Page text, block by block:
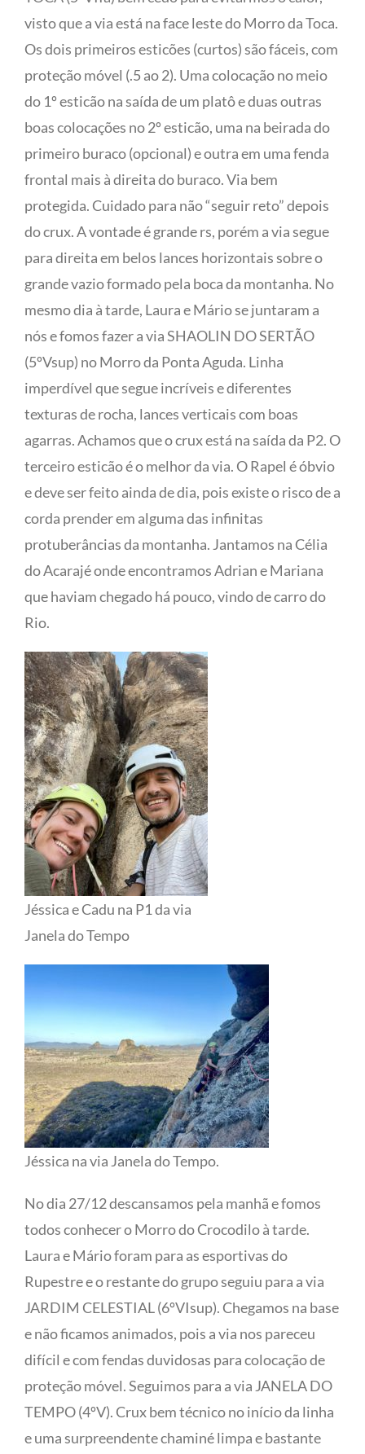
visto que a via está na face leste do Morro da Toca.
Os dois primeiros esticões (curtos) são fáceis, com
proteção móvel (.5 ao 2). Uma colocação no meio
do 1º esticão na saída de um platô e duas outras
boas colocações no 2º esticão, uma na beirada do
primeiro buraco (opcional) e outra em uma fenda
frontal mais à direita do buraco. Via bem
protegida. Cuidado para não “seguir reto” depois
do crux. A vontade é grande rs, porém a via segue
para direita em belos lances horizontais sobre o
grande vazio formado pela boca da montanha. No
mesmo dia à tarde, Laura e Mário se juntaram a
nós e fomos fazer a via SHAOLIN DO SERTÃO
(5ºVsup) no Morro da Ponta Aguda. Linha
imperdível que segue incríveis e diferentes
texturas de rocha, lances verticais com boas
agarras. Achamos que o crux está na saída da P2. O
terceiro esticão é o melhor da via. O Rapel é óbvio
e deve ser feito ainda de dia, pois existe o risco de a
corda prender em alguma das infinitas
protuberâncias da montanha. Jantamos na Célia
do Acarajé onde encontramos Adrian e Mariana
que haviam chegado há pouco, vindo de carro do
Rio.
Jéssica e Cadu na P1 da via
Janela do Tempo
Jéssica na via Janela do Tempo.
No dia 27/12 descansamos pela manhã e fomos
todos conhecer o Morro do Crocodilo à tarde.
Laura e Mário foram para as esportivas do
Rupestre e o restante do grupo seguiu para a via
JARDIM CELESTIAL (6ºVIsup). Chegamos na base
e não ficamos animados, pois a via nos pareceu
difícil e com fendas duvidosas para colocação de
proteção móvel. Seguimos para a via JANELA DO
TEMPO (4ºV). Crux bem técnico no início da linha
e uma surpreendente chaminé limpa e bastante